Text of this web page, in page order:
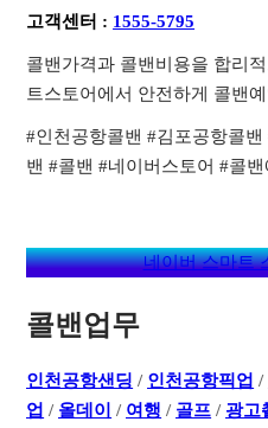
고객센터 : 1555-5795
콜밴가격과 콜밴비용을 합리
트스토어에서 안전하게 콜밴
#인천공항콜밴 #김포공항콜
밴 #콜밴 #네이버스토어 #콜
네이버 스마트
콜밴업무
인천공항샌딩 / 인천공항픽업 /
업 / 올데이 / 여행 / 골프 / 광고